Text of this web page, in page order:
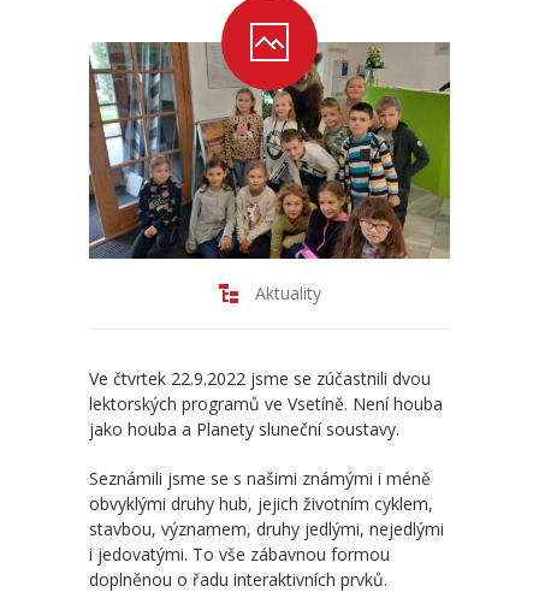
-- Školní vzdělávací program ZŠ
-- Fotogalerie ZŠ
Mateřská škola
-- Aktuality MŠ
-- Uspořádání dne MŠ
-- Zápis dětí do MŠ
-- Nadstandardní činnosti
-- Školní řád MŠ
-- Školní vzdělávací program MŠ
-- Fotogalerie MŠ
Aktuality
Ve čtvrtek 22.9.2022 jsme se zúčastnili dvou
lektorských programů ve Vsetíně. Není houba
jako houba a Planety sluneční soustavy.
Seznámili jsme se s našimi známými i méně
obvyklými druhy hub, jejich životním cyklem,
stavbou, významem, druhy jedlými, nejedlými
i jedovatými. To vše zábavnou formou
doplněnou o řadu interaktivních prvků.